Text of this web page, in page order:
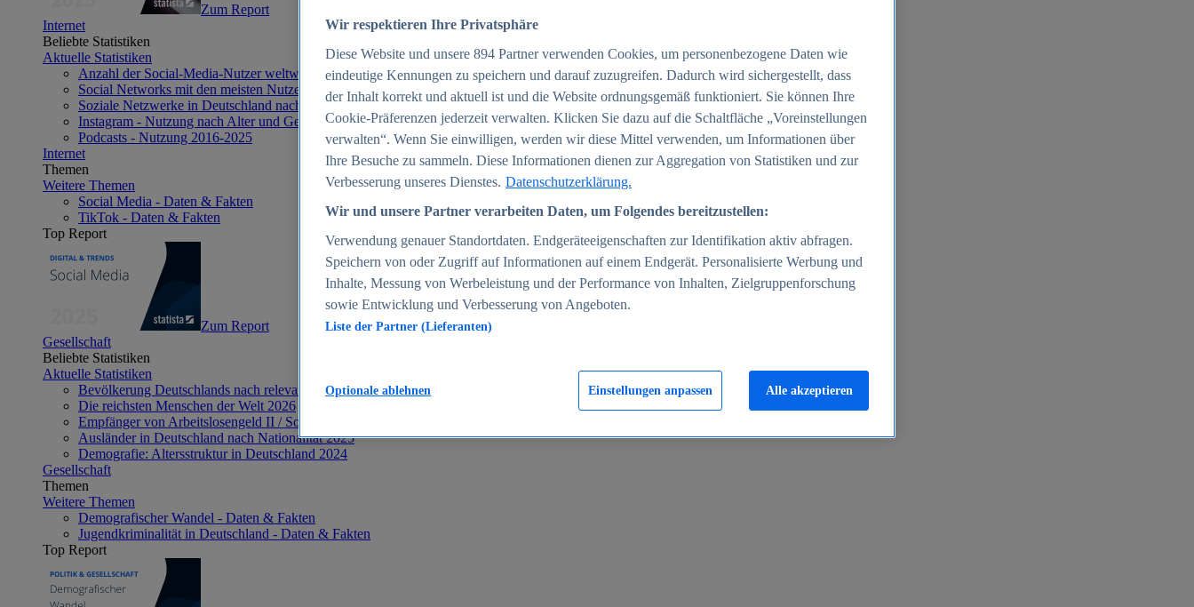
Zum Report
Internet
Beliebte Statistiken
Aktuelle Statistiken
Anzahl der Social-Media-Nutzer weltweit 2012-2025
Social Networks mit den meisten Nutzern weltweit 2025
Soziale Netzwerke in Deutschland nach Generationen 2025
Instagram - Nutzung nach Alter und Geschlecht in Deutschland 2025
Podcasts - Nutzung 2016-2025
Internet
Themen
Weitere Themen
Social Media - Daten & Fakten
TikTok - Daten & Fakten
Top Report
Zum Report
Gesellschaft
Beliebte Statistiken
Aktuelle Statistiken
Bevölkerung Deutschlands nach relevanten Altersgruppen 2024
Die reichsten Menschen der Welt 2026
Empfänger von Arbeitslosengeld II / Sozialgeld / Bürgergeld in Deutschland 2005-2025
Ausländer in Deutschland nach Nationalität 2025
Demografie: Altersstruktur in Deutschland 2024
Gesellschaft
Themen
Weitere Themen
Demografischer Wandel - Daten & Fakten
Jugendkriminalität in Deutschland - Daten & Fakten
Top Report
Wir respektieren Ihre Privatsphäre
Diese Website und unsere 894 Partner verwenden Cookies, um personenbezogene Daten wie
eindeutige Kennungen zu speichern und darauf zuzugreifen. Dadurch wird sichergestellt, dass
der Inhalt korrekt und aktuell ist und die Website ordnungsgemäß funktioniert. Sie können Ihre
Cookie-Präferenzen jederzeit verwalten. Klicken Sie dazu auf die Schaltfläche „Voreinstellungen
verwalten“. Wenn Sie einwilligen, werden wir diese Mittel verwenden, um Informationen über
Ihre Besuche zu sammeln. Diese Informationen dienen zur Aggregation von Statistiken und zur
Verbesserung unseres Dienstes. Datenschutzerklärung.
Wir und unsere Partner verarbeiten Daten, um Folgendes bereitzustellen:
Verwendung genauer Standortdaten. Endgeräteeigenschaften zur Identifikation aktiv abfragen.
Speichern von oder Zugriff auf Informationen auf einem Endgerät. Personalisierte Werbung und
Inhalte, Messung von Werbeleistung und der Performance von Inhalten, Zielgruppenforschung
sowie Entwicklung und Verbesserung von Angeboten.
Liste der Partner (Lieferanten)
Einstellungen anpassen
Optionale ablehnen Alle akzeptieren